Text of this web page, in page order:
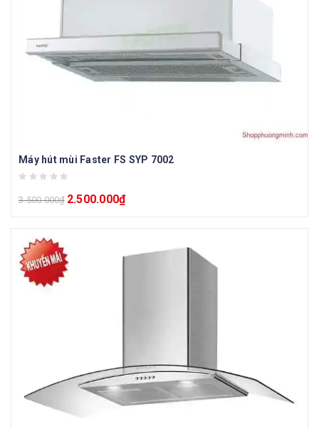
Máy hút mùi Faster FS SYP 7002
3.500.000₫ 2.500.000₫